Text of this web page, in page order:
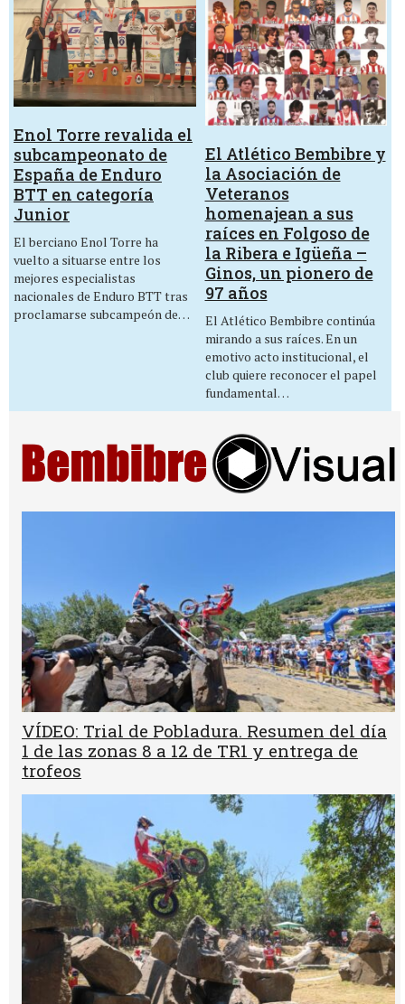
Enol Torre revalida el
subcampeonato de
España de Enduro
BTT en categoría
Junior
El berciano Enol Torre ha
vuelto a situarse entre los
mejores especialistas
nacionales de Enduro BTT tras
proclamarse subcampeón de…
El Atlético Bembibre y
la Asociación de
Veteranos
homenajean a sus
raíces en Folgoso de
la Ribera e Igüeña –
Ginos, un pionero de
97 años
El Atlético Bembibre continúa
mirando a sus raíces. En un
emotivo acto institucional, el
club quiere reconocer el papel
fundamental…
VÍDEO: Trial de Pobladura. Resumen del día
1 de las zonas 8 a 12 de TR1 y entrega de
trofeos